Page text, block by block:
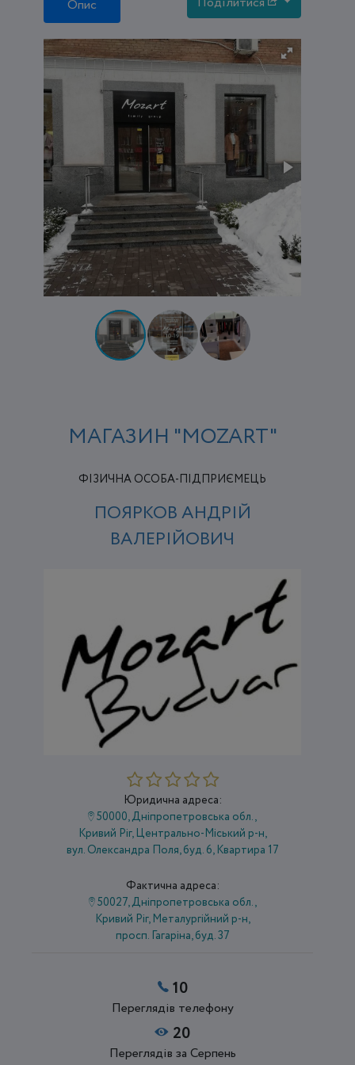
Опис
МАГАЗИН "MOZART"
ФІЗИЧНА ОСОБА-ПІДПРИЄМЕЦЬ
ПОЯРКОВ АНДРІЙ
ВАЛЕРІЙОВИЧ
Юридична адреса:
50000, Дніпропетровська обл.,
Кривий Ріг, Центрально-Міський р-н,
вул. Олександра Поля, буд. 6, Квартира 17
Фактична адреса:
50027, Дніпропетровська обл.,
Кривий Ріг, Металургійний р-н,
просп. Гагаріна, буд. 37
10
Переглядів телефону
20
Переглядів за Серпень